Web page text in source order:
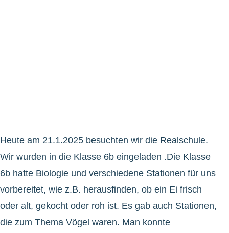
Heute am 21.1.2025 besuchten wir die Realschule.
Wir wurden in die Klasse 6b eingeladen .Die Klasse
6b hatte Biologie und verschiedene Stationen für uns
vorbereitet, wie z.B. herausfinden, ob ein Ei frisch
oder alt, gekocht oder roh ist. Es gab auch Stationen,
die zum Thema Vögel waren. Man konnte